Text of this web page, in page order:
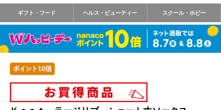
ギフト・フード ヘルス・ビューティー スクール・ホビー